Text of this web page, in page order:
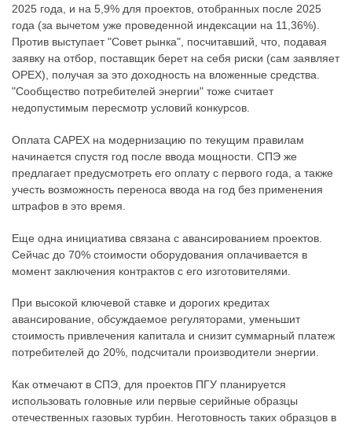
2025 года, и на 5,9% для проектов, отобранных после 2025
года (за вычетом уже проведенной индексации на 11,36%).
Против выступает "Совет рынка", посчитавший, что, подавая
заявку на отбор, поставщик берет на себя риски (сам заявляет
OPEX), получая за это доходность на вложенные средства.
"Сообщество потребителей энергии" тоже считает
недопустимым пересмотр условий конкурсов.
Оплата CAPEX на модернизацию по текущим правилам
начинается спустя год после ввода мощности. СПЭ же
предлагает предусмотреть его оплату с первого года, а также
учесть возможность переноса ввода на год без применения
штрафов в это время.
Еще одна инициатива связана с авансированием проектов.
Сейчас до 70% стоимости оборудования оплачивается в
момент заключения контрактов с его изготовителями.
При высокой ключевой ставке и дорогих кредитах
авансирование, обсуждаемое регуляторами, уменьшит
стоимость привлечения капитала и снизит суммарный платеж
потребителей до 20%, подсчитали производители энергии.
Как отмечают в СПЭ, для проектов ПГУ планируется
использовать головные или первые серийные образцы
отечественных газовых турбин. Неготовность таких образцов в